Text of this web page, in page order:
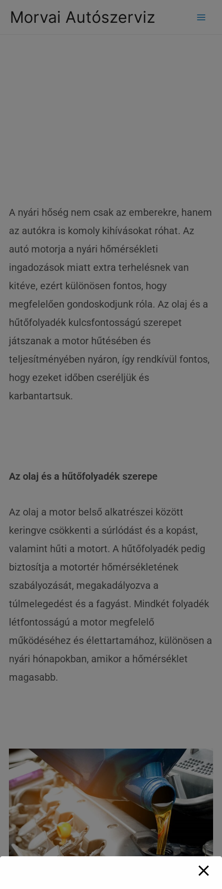
Morvai Autószerviz
A nyári hőség nem csak az emberekre, hanem
az autókra is komoly kihívásokat róhat. Az
autó motorja a nyári hőmérsékleti
ingadozások miatt extra terhelésnek van
kitéve, ezért különösen fontos, hogy
megfelelően gondoskodjunk róla. Az olaj és a
hűtőfolyadék kulcsfontosságú szerepet
játszanak a motor hűtésében és
teljesítményében nyáron, így rendkívül fontos,
hogy ezeket időben cseréljük és
karbantartsuk.
Az olaj és a hűtőfolyadék szerepe
Az olaj a motor belső alkatrészei között
keringve csökkenti a súrlódást és a kopást,
valamint hűti a motort. A hűtőfolyadék pedig
biztosítja a motortér hőmérsékletének
szabályozását, megakadályozva a
túlmelegedést és a fagyást. Mindkét folyadék
létfontosságú a motor megfelelő
működéséhez és élettartamához, különösen a
nyári hónapokban, amikor a hőmérséklet
magasabb.